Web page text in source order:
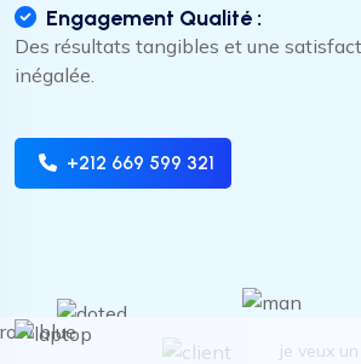
Engagement Qualité :
Des résultats tangibles et une
inégalée.
+212 669 599 321
je veux un